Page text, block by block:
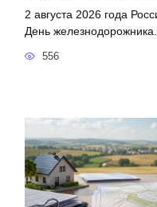
2 августа 2026 года
День железнодорожника.
556